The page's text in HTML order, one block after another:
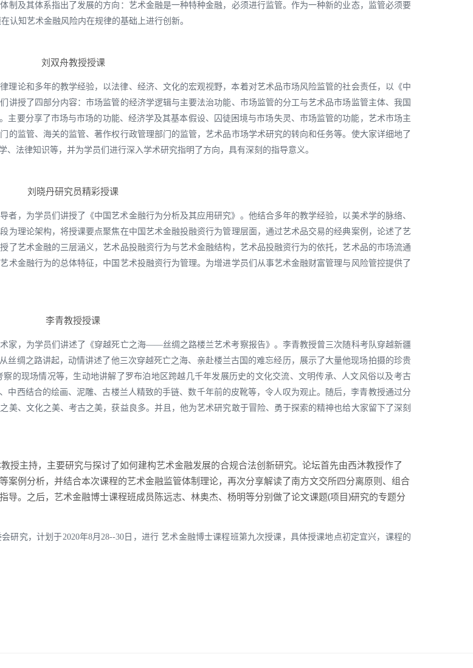
制及其体系指出了发展的方向：艺术金融是一种特种金融，必须进行监管。作为一种新的业态，监管必须要
认知艺术金融风险内在规律的基础上进行创新。
刘双舟教授授课
理论和多年的教学经验，以法律、经济、文化的宏观视野，本着对艺术品市场风险监管的社会责任，以《中
讲授了四部分内容：市场监管的经济学逻辑与主要法治功能、市场监管的分工与艺术品市场监管主体、我国
主要分享了市场与市场的功能、经济学及其基本假设、囚徒困境与市场失灵、市场监管的功能，艺术市场主
监管、海关的监管、著作权行政管理部门的监管，艺术品市场学术研究的转向和任务等。使大家详细地了
法律知识等，并为学员们进行深入学术研究指明了方向，具有深刻的指导意义。
刘晓丹研究员精彩授课
，为学员们讲授了《中国艺术金融行为分析及其应用研究》。他结合多年的教学经验，以美术学的脉络、
为理论架构，将授课要点聚焦在中国艺术金融投融资行为管理层面，通过艺术品交易的经典案例，论述了艺
了艺术金融的三层涵义，艺术品投融资行为与艺术金融结构，艺术品投融资行为的依托，艺术品的市场流通
金融行为的总体特征，中国艺术投融资行为管理。为增进学员们从事艺术金融财富管理与风险管控提供了
李青教授授课
家，为学员们讲述了《穿越死亡之海——丝绸之路楼兰艺术考察报告》。李青教授曾三次随科考队穿越新疆
绸之路讲起，动情讲述了他三次穿越死亡之海、亲赴楼兰古国的难忘经历，展示了大量他现场拍摄的珍贵
的现场情况等，生动地讲解了罗布泊地区跨越几千年发展历史的文化交流、文明传承、人文风俗以及考古
中西结合的绘画、泥雕、古楼兰人精致的手链、数千年前的皮靴等，令人叹为观止。随后，李青教授通过分
、文化之美、考古之美，获益良多。并且，他为艺术研究敢于冒险、勇于探索的精神也给大家留下了深刻
授主持，主要研究与探讨了如何建构艺术金融发展的合规合法创新研究。论坛首先由西沐教授作了
案例分析，并结合本次课程的艺术金融监管体制理论，再次分享解读了南方文交所四分离原则、组合
导。之后，艺术金融博士课程班成员陈远志、林奥杰、杨明等分别做了论文课题(项目)研究的专题分
研究，计划于2020年8月28--30日，进行 艺术金融博士课程班第九次授课，具体授课地点初定宜兴，课程的